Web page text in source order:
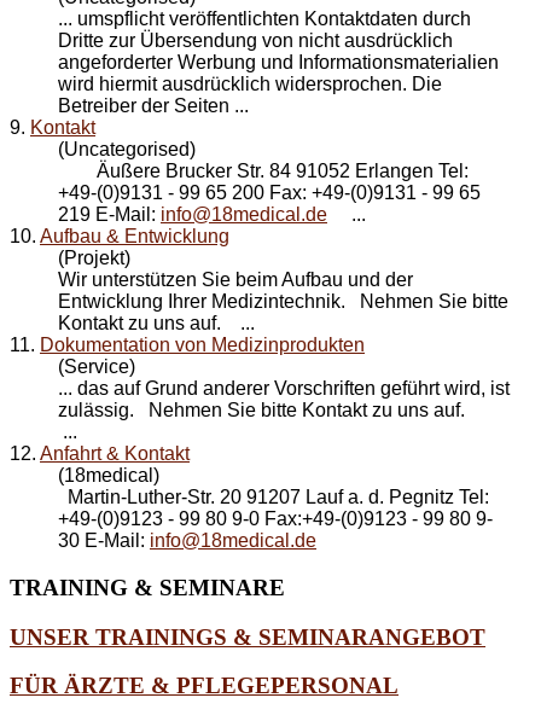
... umspflicht veröffentlichten Kontaktdaten durch
Dritte zur Übersendung von nicht ausdrücklich
angeforderter Werbung und Informationsmaterialien
wird hiermit ausdrücklich widersprochen. Die
Betreiber der Seiten ...
9. Kontakt
(Uncategorised)
Äußere Brucker Str. 84 91052 Erlangen Tel:
+49-(0)9131 - 99 65 200 Fax: +49-(0)9131 - 99 65
219 E-Mail: info@18medical.de ...
10. Aufbau & Entwicklung
(Projekt)
Wir unterstützen Sie beim Aufbau und der
Entwicklung Ihrer Medizintechnik. Nehmen Sie bitte
Kontaktzu uns auf. ...
11. Dokumentation von Medizinprodukten
(Service)
... das auf Grund anderer Vorschriften geführt wird, ist
zulässig. Nehmen Sie bitte Kontaktzu uns auf.
...
12. Anfahrt & Kontakt
(18medical)
Martin-Luther-Str. 20 91207 Lauf a. d. Pegnitz Tel:
+49-(0)9123 - 99 80 9-0 Fax:+49-(0)9123 - 99 80 9-
30 E-Mail: info@18medical.de
TRAINING & SEMINARE
UNSER TRAININGS & SEMINARANGEBOT
FÜR ÄRZTE & PFLEGEPERSONAL